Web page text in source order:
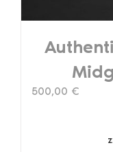
500,00 €